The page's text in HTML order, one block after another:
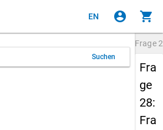
EN account_circle shopping_cart
Suchen
Frage
Fra
ge
28:
Fra